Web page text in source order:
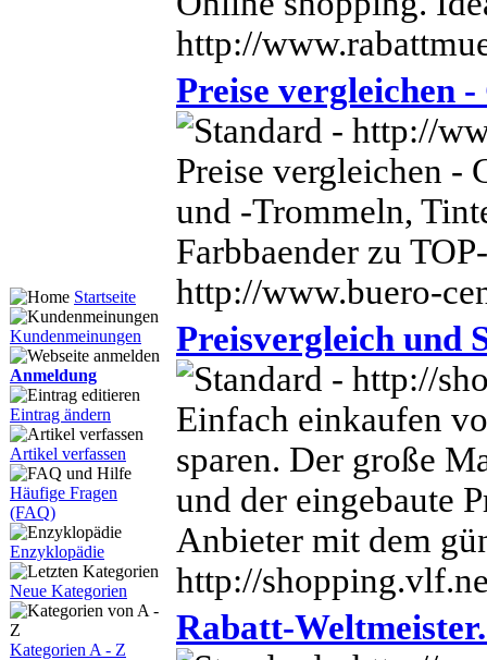
Startseite
Kundenmeinungen
Anmeldung
Eintrag ändern
Artikel verfassen
Häufige Fragen
(FAQ)
Enzyklopädie
Neue Kategorien
Kategorien A - Z
http://
Preise vergleichen
Preise vergleichen -
und -Trommeln,
Farbbaender zu
http://www.buero-
Preisvergleich und
Einfach einkaufen
sparen. Der große
und der eingebaute
Anbieter mit dem
http://
Rabatt-